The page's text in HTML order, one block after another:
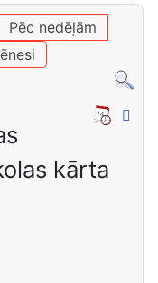
Pēc nedēļām
kārta